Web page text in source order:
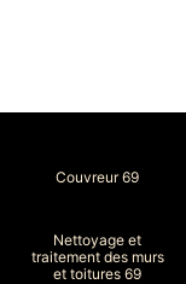
Couvreur 69
Nettoyage et
traitement des murs
et toitures 69